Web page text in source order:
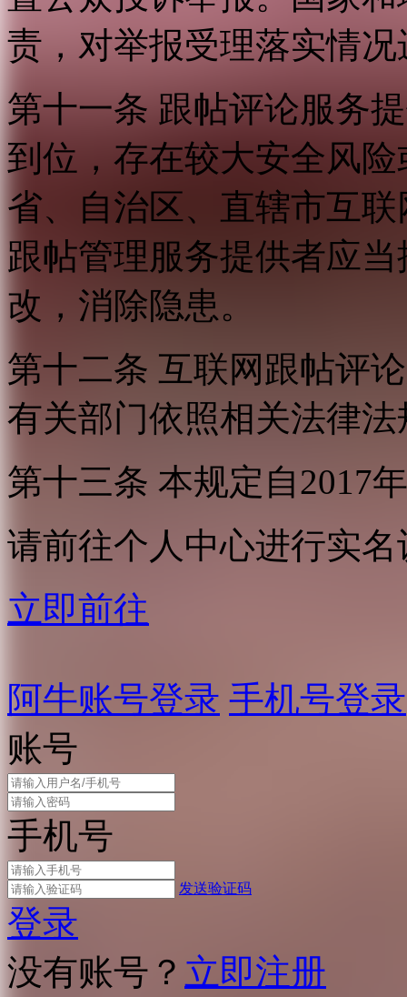
责，对举报受理落实情
第十一条 跟帖评论服务
到位，存在较大安全风
省、自治区、直辖市互
跟帖管理服务提供者应
改，消除隐患。
第十二条 互联网跟帖评
有关部门依照相关法律
第十三条 本规定自2017
请前往个人中心进行实名
立即前往
阿牛账号登录 手机号登录
账号
手机号
发送验证码
登录
没有账号？ 立即注册